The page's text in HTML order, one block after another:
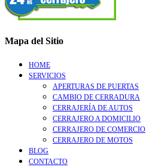
Mapa del Sitio
HOME
SERVICIOS
APERTURAS DE PUERTAS
CAMBIO DE CERRADURA
CERRAJERÍA DE AUTOS
CERRAJERO A DOMICILIO
CERRAJERO DE COMERCIO
CERRAJERO DE MOTOS
BLOG
CONTACTO